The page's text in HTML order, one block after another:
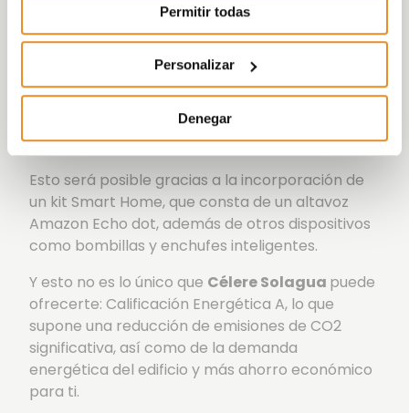
Permitir todas
Personalizar
Denegar
Además incorpora la nueva funcionalidad
Wishque, de la mano de un partner como
Amazon, permitirá a los habitantes de las
promoción controlar, a través de la voz, tanto
elementos de su vivienda, como las luces, como
externos a ella, como la reserva de las zonas
comunes.
Esto será posible gracias a la incorporación de
un kit Smart Home, que consta de un altavoz
Amazon Echo dot, además de otros dispositivos
como bombillas y enchufes inteligentes.
Y esto no es lo único que Célere Solagua puede
ofrecerte: Calificación Energética A, lo que
supone una reducción de emisiones de CO2
significativa, así como de la demanda
energética del edificio y más ahorro económico
para ti.